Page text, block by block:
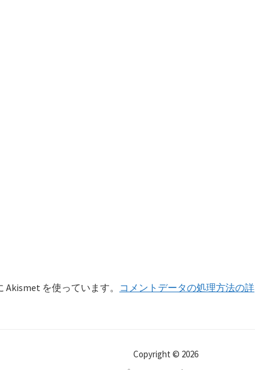
を使っています。 コメントデータの処理方法の詳
Copyright © 2026